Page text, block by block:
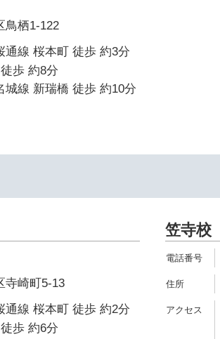
鳥栖1-122
通線 桜本町 徒歩 約3分
歩 約8分
城線 新瑞橋 徒歩 約10分
寺崎町5-13
通線 桜本町 徒歩 約2分
歩 約6分
笠寺校